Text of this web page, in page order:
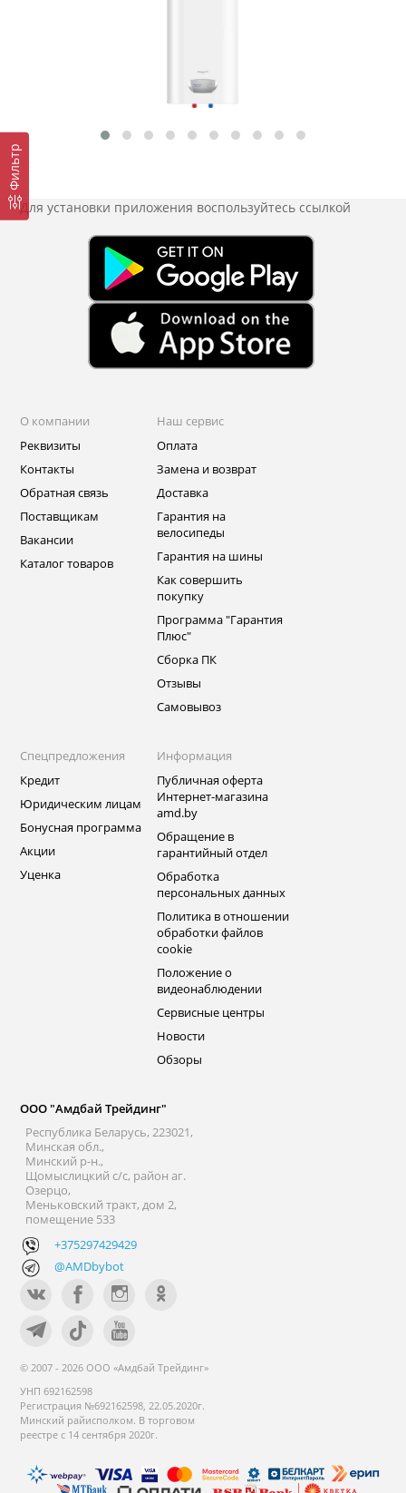
Фильтр
Для установки приложения воспользуйтесь ссылкой
О компании
Реквизиты
Контакты
Обратная связь
Поставщикам
Вакансии
Каталог товаров
Наш сервис
Оплата
Замена и возврат
Доставка
Гарантия на
велосипеды
Гарантия на шины
Как совершить
покупку
Программа "Гарантия
Плюс"
Сборка ПК
Отзывы
Самовывоз
Спецпредложения
Кредит
Юридическим лицам
Бонусная программа
Акции
Уценка
Информация
Публичная оферта
Интернет-магазина
amd.by
Обращение в
гарантийный отдел
Обработка
персональных данных
Политика в отношении
обработки файлов
cookie
Положение о
видеонаблюдении
Сервисные центры
Новости
Обзоры
ООО "Амдбай Трейдинг"
Республика Беларусь, 223021,
Минская обл.,
Минский р-н.,
Щомыслицкий с/с, район аг.
Озерцо,
Меньковский тракт, дом 2,
помещение 533
+375297429429
@AMDbybot
© 2007 - 2026 ООО «Амдбай Трейдинг»
УНП 692162598
Регистрация №692162598, 22.05.2020г.
Минский райисполком. В торговом
реестре с 14 сентября 2020г.